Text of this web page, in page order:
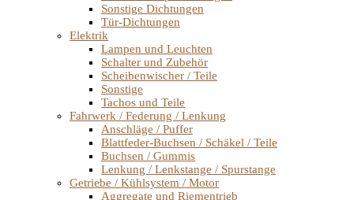
Sonstige Dichtungen
Tür-Dichtungen
Elektrik
Lampen und Leuchten
Schalter und Zubehör
Scheibenwischer / Teile
Sonstige
Tachos und Teile
Fahrwerk / Federung / Lenkung
Anschläge / Puffer
Blattfeder-Buchsen / Schäkel / Teile
Buchsen / Gummis
Lenkung / Lenkstange / Spurstange
Getriebe / Kühlsystem / Motor
Aggregate und Riementrieb